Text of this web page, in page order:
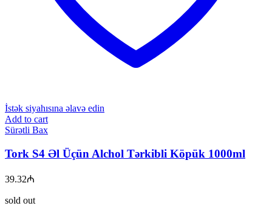
İstək siyahısına əlavə edin
Add to cart
Sürətli Bax
Tork S4 Əl Üçün Alchol Tərkibli Köpük 1000ml
39.32₼
sold out